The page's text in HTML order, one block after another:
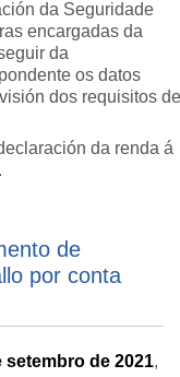
da Seguridade
encargadas da
da
os datos
dos requisitos de
da renda á
de
por conta
setembro de 2021,